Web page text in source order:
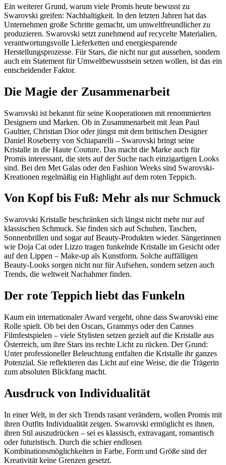
Ein weiterer Grund, warum viele Promis heute bewusst zu
Swarovski greifen: Nachhaltigkeit. In den letzten Jahren hat das
Unternehmen große Schritte gemacht, um umweltfreundlicher zu
produzieren. Swarovski setzt zunehmend auf recycelte Materialien,
verantwortungsvolle Lieferketten und energiesparende
Herstellungsprozesse. Für Stars, die nicht nur gut aussehen, sondern
auch ein Statement für Umweltbewusstsein setzen wollen, ist das ein
entscheidender Faktor.
Die Magie der Zusammenarbeit
Swarovski ist bekannt für seine Kooperationen mit renommierten
Designern und Marken. Ob in Zusammenarbeit mit Jean Paul
Gaultier, Christian Dior oder jüngst mit dem britischen Designer
Daniel Roseberry von Schiaparelli – Swarovski bringt seine
Kristalle in die Haute Couture. Das macht die Marke auch für
Promis interessant, die stets auf der Suche nach einzigartigen Looks
sind. Bei den Met Galas oder den Fashion Weeks sind Swarovski-
Kreationen regelmäßig ein Highlight auf dem roten Teppich.
Von Kopf bis Fuß: Mehr als nur Schmuck
Swarovski Kristalle beschränken sich längst nicht mehr nur auf
klassischen Schmuck. Sie finden sich auf Schuhen, Taschen,
Sonnenbrillen und sogar auf Beauty-Produkten wieder. Sängerinnen
wie Doja Cat oder Lizzo tragen funkelnde Kristalle im Gesicht oder
auf den Lippen – Make-up als Kunstform. Solche auffälligen
Beauty-Looks sorgen nicht nur für Aufsehen, sondern setzen auch
Trends, die weltweit Nachahmer finden.
Der rote Teppich liebt das Funkeln
Kaum ein internationaler Award vergeht, ohne dass Swarovski eine
Rolle spielt. Ob bei den Oscars, Grammys oder den Cannes
Filmfestspielen – viele Stylisten setzen gezielt auf die Kristalle aus
Österreich, um ihre Stars ins rechte Licht zu rücken. Der Grund:
Unter professioneller Beleuchtung entfalten die Kristalle ihr ganzes
Potenzial. Sie reflektieren das Licht auf eine Weise, die die Trägerin
zum absoluten Blickfang macht.
Ausdruck von Individualität
In einer Welt, in der sich Trends rasant verändern, wollen Promis mit
ihren Outfits Individualität zeigen. Swarovski ermöglicht es ihnen,
ihren Stil auszudrücken – sei es klassisch, extravagant, romantisch
oder futuristisch. Durch die schier endlosen
Kombinationsmöglichkeiten in Farbe, Form und Größe sind der
Kreativität keine Grenzen gesetzt.